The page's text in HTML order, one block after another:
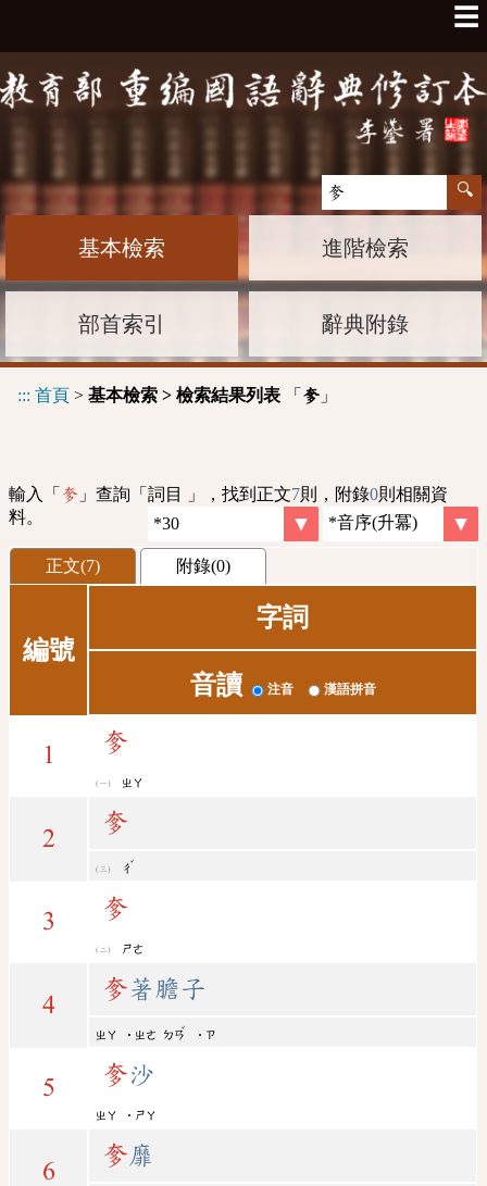
☰
基本檢索 進階檢索
部首索引 辭典附錄
::: 首頁 > 基本檢索 > 檢索結果列表 「 奓 」
輸入「 奓 」查詢「詞目 」，找到正文7則，附錄0則相關資
料。
正文(7) 附錄(0)
編號
字詞
音讀 注音 漢語拼音
1 奓
ㄓㄚ
2
奓
ㄔ
ˇ
3 奓
ㄕㄜ
4
奓著膽子
ㄓㄚ ˙ㄓㄜ ㄉㄢ
ˇ
˙ㄗ
5 奓沙
ㄓㄚ ˙ㄕㄚ
6
奓靡